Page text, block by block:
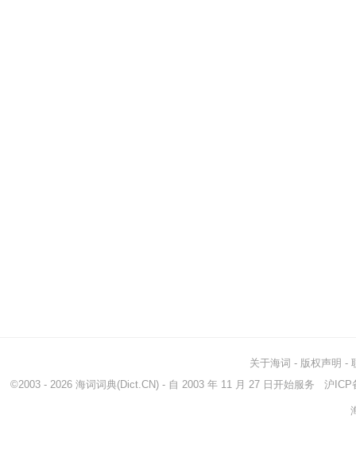
关于海词 - 版权声明 -
©2003 - 2026 海词词典(Dict.CN) - 自 2003 年 11 月 27 日开始服务 沪ICP